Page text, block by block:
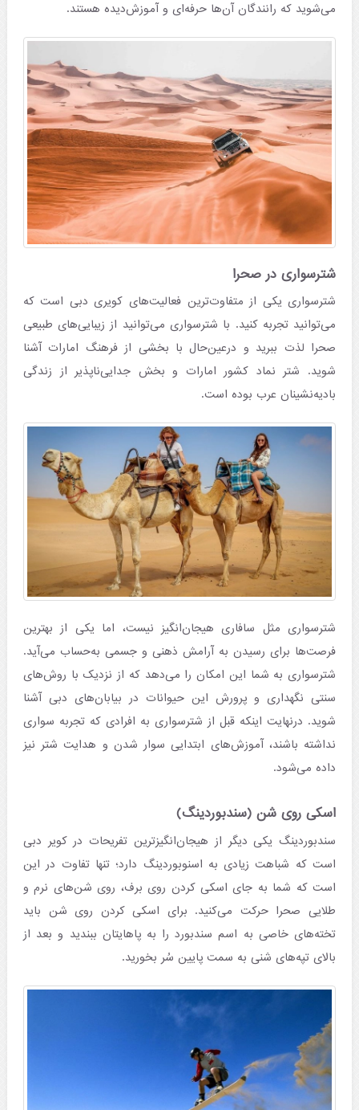
می‌شوید که رانندگان آن‌ها حرفه‌ای و آموزش‌دیده هستند.
شترسواری در صحرا
شترسواری یکی از متفاوت‌ترین فعالیت‌های کویری دبی است که
می‌توانید تجربه کنید. با شترسواری می‌توانید از زیبایی‌های طبیعی
صحرا لذت ببرید و درعین‌حال با بخشی از فرهنگ امارات آشنا
شوید. شتر نماد کشور امارات و بخش جدایی‌ناپذیر از زندگی
بادیه‌نشینان عرب بوده است.
شترسواری مثل سافاری هیجان‌انگیز نیست، اما یکی از بهترین
فرصت‌ها برای رسیدن به آرامش ذهنی و جسمی به‌حساب می‌آید.
شترسواری به شما این امکان را می‌دهد که از نزدیک با روش‌های
سنتی نگهداری و پرورش این حیوانات در بیابان‌های دبی آشنا
شوید. درنهایت اینکه قبل از شترسواری به افرادی که تجربه سواری
نداشته باشند، آموزش‌های ابتدایی سوار شدن و هدایت شتر نیز
داده می‌شود.
اسکی روی شن (سندبوردینگ)
سندبوردینگ یکی دیگر از هیجان‌انگیزترین تفریحات در کویر دبی
است که شباهت زیادی به اسنوبوردینگ دارد؛ تنها تفاوت در این
است که شما به جای اسکی کردن روی برف، روی شن‌های نرم و
طلایی صحرا حرکت می‌کنید. برای اسکی کردن روی شن باید
تخته‌های خاصی به اسم سندبورد را به پاهایتان ببندید و بعد از
بالای تپه‌های شنی به سمت پایین سُر بخورید.